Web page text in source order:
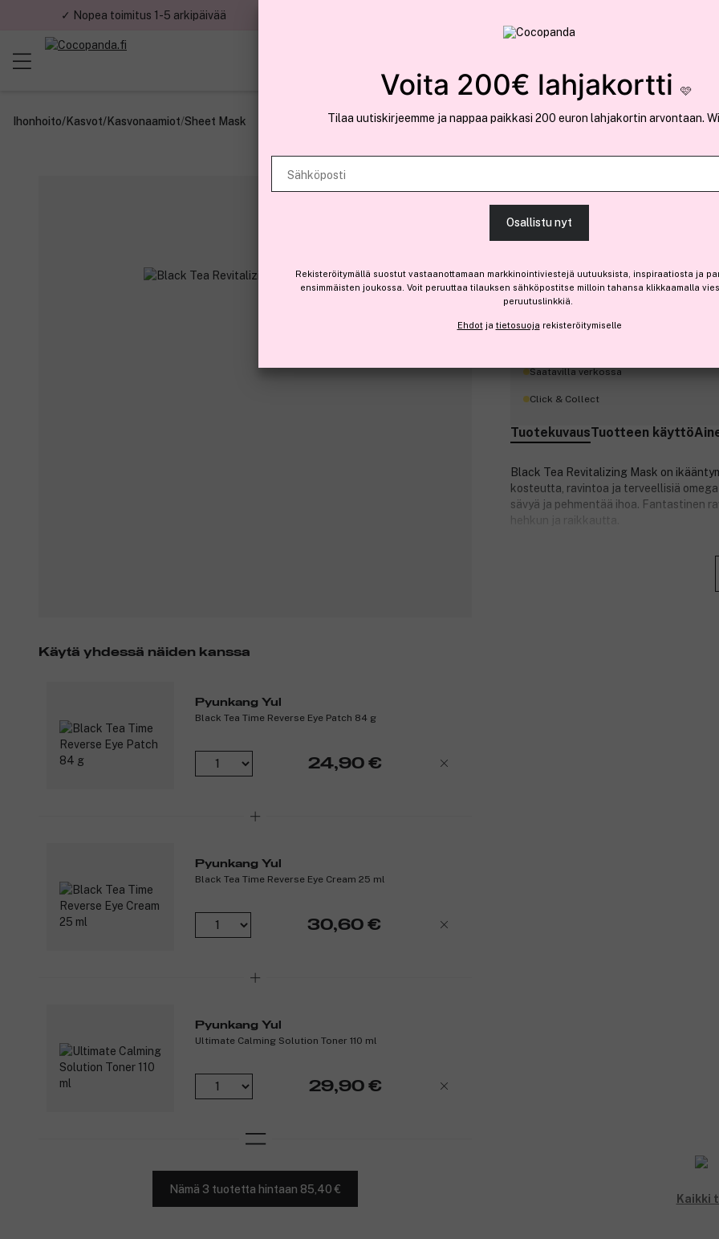
✓ Nopea toimitus 1-5 arkipäivää
Ihonhoito/Kasvot/Kasvonaamiot/Sheet Mask
Pyunkang Yul
Black Tea Revitalizing
Vain 2 varastossa
31,90 €
Saatavilla verkossa
Click & Collect
TuotekuvausTuotteen käyttö
Black Tea Revitalizing Mask on
kosteutta, ravintoa ja terveellisiä
sävyä ja pehmentää ihoa. Fantastinen
hehkun ja raikkautta.
Arkkinaamion pääainesosa on musta
elävöittäviä ja tasoittavia ​​vaikutuksia
Käytä yhdessä näiden kanssa
Pyunkang Yul
Black Tea Time Reverse Eye Patch 84 g
24,90 €
Pyunkang Yul
Black Tea Time Reverse Eye Cream 25 ml
30,60 €
Pyunkang Yul
Ultimate Calming Solution Toner 110 ml
29,90 €
Nämä 3 tuotetta hintaan 85,40 €
Kaikki
Voita 200€ lahjakortti 🩷
Tilaa uutiskirjeemme ja nappaa paikkasi 200 euron lahjakortin arvontaan.
Sähköposti
Osallistu nyt
Rekisteröitymällä suostut vastaanottamaan markkinointiviestejä uutuuksista, inspiraatiosta ja
ensimmäisten joukossa. Voit peruuttaa tilauksen sähköpostitse milloin tahansa klikkaamalla
peruutuslinkkiä.
Ehdotja tietosuoja rekisteröitymiselle